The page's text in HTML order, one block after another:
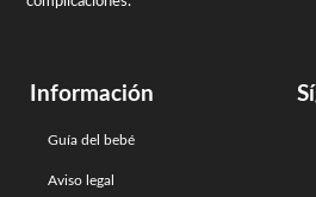
Información
Guía del bebé
Aviso legal